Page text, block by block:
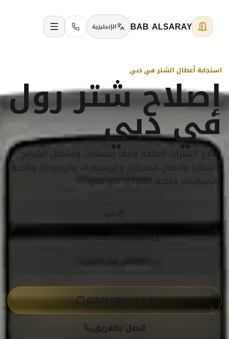
BAB ALSARAY الإنجليزية
استجابة أعطال الشتر في دبي
إصلاح شتر رول
في دبي
إصلاح الشترات العالقة وتلف المسارات ومشاكل الشرائح
والستارة وأعطال المحركات والريسيفرات والريموتات والحدود
والحساسات وفتحة الطوارئ في دبي.
دبي
تخطيط زيارة حسب المسار
فحص قبل العرض
أرسل عطل الشتر
اتصل بالفريق